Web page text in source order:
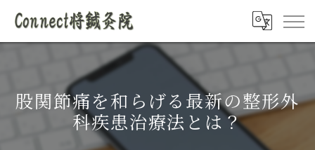
股関節痛を和らげる最新の整形外
科疾患治療法とは？